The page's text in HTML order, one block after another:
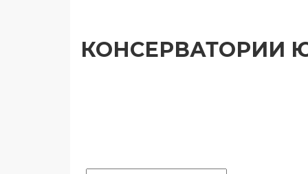
КОНСЕРВАТОРИИ